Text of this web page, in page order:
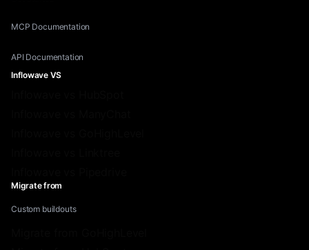
MCP Documentation
API Documentation
Inflowave VS
Migrate from
Custom buildouts